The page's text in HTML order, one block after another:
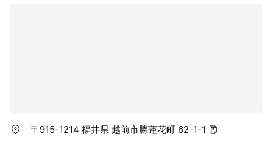
〒915-1214 福井県 越前市勝蓮花町 62-1-1